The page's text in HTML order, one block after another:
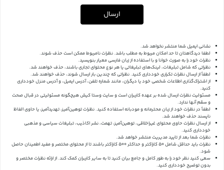
ارسال
نشانی ایمیل شما منتشر نخواهد شد.
لطفا دیدگاهتان تا حد امکان مربوط به مطلب باشد. نظرات نامربوط ممکن است حذف شوند.
نظرات خود را به صورت خوانا و با استفاده از زبان فارسی معیار بنویسید.
نظراتی که شامل تبلیغات، لینک‌های تبلیغاتی یا هر نوع محتوای تجاری باشند، حذف خواهند شد.
لطفاً از ارسال نظرات تکراری خودداری کنید. نظراتی که چندین بار ارسال شوند، حذف خواهند شد.
از اشتراک‌گذاری اطلاعات شخصی خود یا دیگران، مانند شماره تلفن، آدرس ایمیل، و آدرس منزل خودداری
کنید.
مسئولیت نظرات ارسال شده بر عهده کاربران است و سایت وستا کیش هیچگونه مسئولیتی در قبال صحت
و سقم آنها ندارد.
لطفاً در نظرات خود از زبان محترمانه و مودبانه استفاده کنید. نظرات توهین‌آمیز، تهدیدآمیز، یا حاوی الفاظ
ناپسند حذف خواهند شد.
از ارسال نظرات حاوی محتوای غیراخلاقی، توهین‌آمیز، تهمت، نشر اکاذیب، تبلیغات سیاسی و مذهبی
خودداری کنید.
نظرات شما بعد از تایید مدیریت منتشر خواهد شد.
نظرات باید حداقل شامل 50 کاراکتر و حداکثر 500 کاراکتر باشند تا از محتوای مختصر و مفید اطمینان حاصل
شود.
سعی کنید نظر خود را به طور کامل و جامع بیان کنید تا به سایر کاربران کمک کند.از ارائه نظرات مختصر و
بدون توضیح خودداری کنید.